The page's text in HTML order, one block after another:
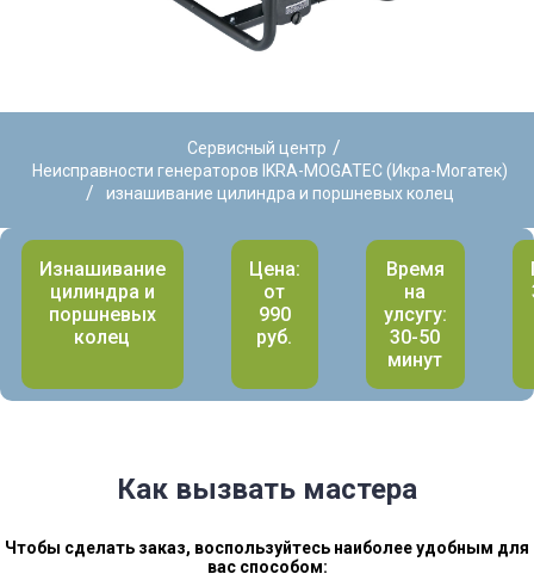
Сервисный центр /
Неисправности генераторов IKRA-MOGATEC (Икра-Могатек)
/ изнашивание цилиндра и поршневых колец
Изнашивание
цилиндра и
поршневых
колец
Цена:
от
990
руб.
Время
на
улсугу:
30-50
минут
Как вызвать мастера
Чтобы сделать заказ, воспользуйтесь наиболее удобным для
вас способом: